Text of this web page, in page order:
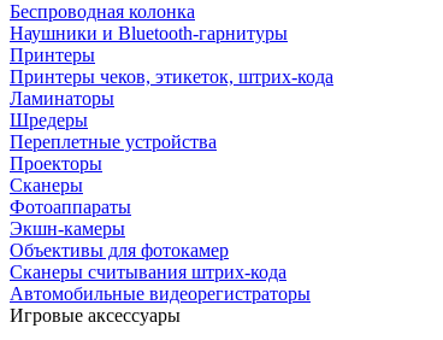
Беспроводная колонка
Наушники и Bluetooth-гарнитуры
Принтеры
Принтеры чеков, этикеток, штрих-кода
Ламинаторы
Шредеры
Переплетные устройства
Проекторы
Сканеры
Фотоаппараты
Экшн-камеры
Объективы для фотокамер
Сканеры считывания штрих-кода
Автомобильные видеорегистраторы
Игровые аксессуары